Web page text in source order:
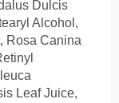
Dulcis
Alcohol,
Rosa Canina
Leaf Juice,